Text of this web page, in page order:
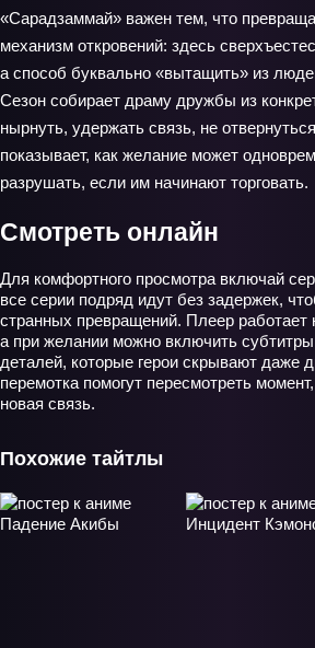
«Сарадзаммай» важен тем, что
механизм откровений: здесь
а способ буквально «вытащить» из
Сезон собирает драму дружбы из
нырнуть, удержать связь, не
показывает, как желание может
разрушать, если им начинают торговать.
Смотреть онлайн
Для комфортного просмотра включай
все серии подряд идут без задержек,
странных превращений. Плеер работает
а при желании можно включить
деталей, которые герои скрывают даже
перемотка помогут пересмотреть
новая связь.
Похожие тайтлы